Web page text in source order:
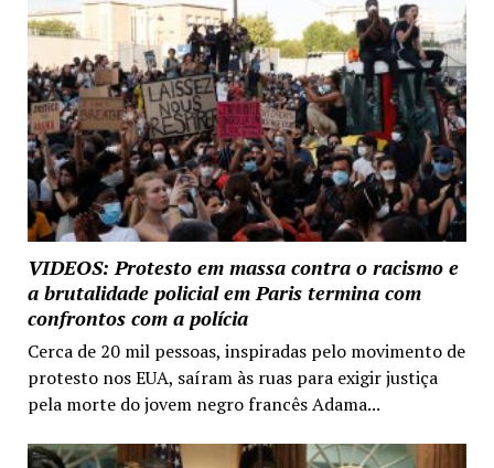
VIDEOS: Protesto em massa contra o racismo e
a brutalidade policial em Paris termina com
confrontos com a polícia
Cerca de 20 mil pessoas, inspiradas pelo movimento de
protesto nos EUA, saíram às ruas para exigir justiça
pela morte do jovem negro francês Adama...